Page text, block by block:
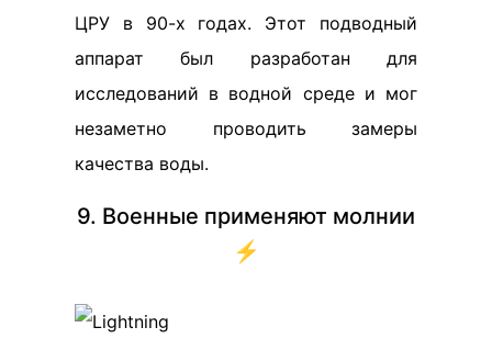
ЦРУ в 90-х годах. Этот подводный
аппарат был разработан для
исследований в водной среде и мог
незаметно проводить замеры
качества воды.
9. Военные применяют молнии
⚡️